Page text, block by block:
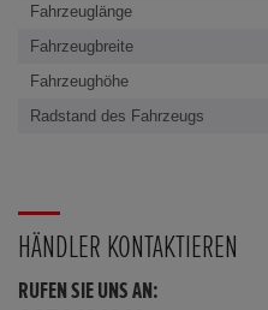
Fahrzeuglänge
Fahrzeugbreite
Fahrzeughöhe
Radstand des Fahrzeugs
HÄNDLER KONTAKTIEREN
RUFEN SIE UNS AN: